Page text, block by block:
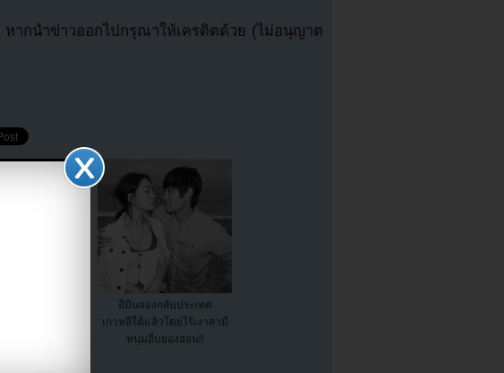
หากนำข่าวออกไปกรุณาให้เครดิตด้วย (ไม่อนุญาต
อีมินจองกลับประเทศ
เกาหลีใต้แล้วโดยไร้เงาสามี
หนุ่มอีบยองฮอน!!